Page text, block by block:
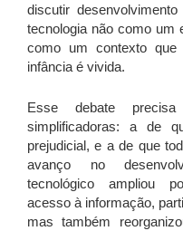
discutir
tecnologia não como um
como um contexto
infância é vivida.
Esse debate
simplificadoras: a de
prejudicial, e a de que
avanço no
tecnológico ampliou
acesso à informação,
mas também